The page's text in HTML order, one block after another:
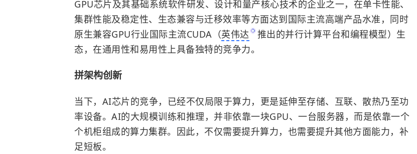
GPU芯片及其基础系统软件研发、设计和量产核心技术的企业之一，在单卡性能、
集群性能及稳定性、生态兼容与迁移效率等方面达到国际主流高端产品水准，同时
原生兼容GPU行业国际主流CUDA（英伟达
推出的并行计算平台和编程模型）生
态，在通用性和易用性上具备独特的竞争力。
拼架构创新
当下，AI芯片的竞争，已经不仅局限于算力，更是延伸至存储、互联、散热乃至功
率设备。AI的大规模训练和推理，并非依靠一块GPU、一台服务器，而是依靠一个
个机柜组成的算力集群。因此，不仅需要提升算力，也需要提升其他方面能力，补
足短板。